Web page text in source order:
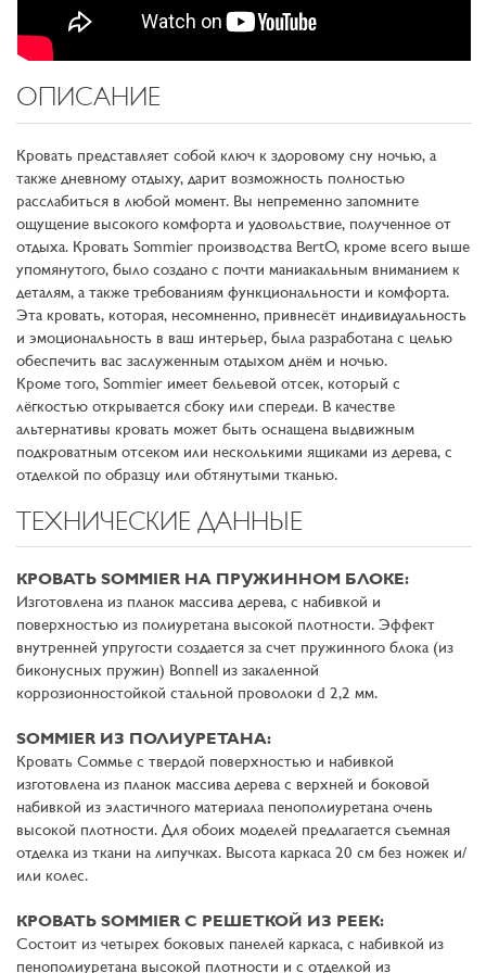
ОПИСАНИЕ
Кровать представляет собой ключ к здоровому сну ночью, а
также дневному отдыху, дарит возможность полностью
расслабиться в любой момент. Вы непременно запомните
ощущение высокого комфорта и удовольствие, полученное от
отдыха. Кровать Sommier производства BertO, кроме всего выше
упомянутого, было создано с почти маниакальным вниманием к
деталям, а также требованиям функциональности и комфорта.
Эта кровать, которая, несомненно, привнесёт индивидуальность
и эмоциональность в ваш интерьер, была разработана с целью
обеспечить вас заслуженным отдыхом днём и ночью.
Кроме того, Sommier имеет бельевой отсек, который с
лёгкостью открывается сбоку или спереди. В качестве
альтернативы кровать может быть оснащена выдвижным
подкроватным отсеком или несколькими ящиками из дерева, с
отделкой по образцу или обтянутыми тканью.
ТЕХНИЧЕСКИЕ ДАННЫЕ
КРОВАТЬ SOMMIER НА ПРУЖИННОМ БЛОКЕ:
Изготовлена из планок массива дерева, с набивкой и
поверхностью из полиуретана высокой плотности. Эффект
внутренней упругости создается за счет пружинного блока (из
биконусных пружин) Bonnell из закаленной
коррозионностойкой стальной проволоки d 2,2 мм.
SOMMIER ИЗ ПОЛИУРЕТАНА:
Кровать Соммье с твердой поверхностью и набивкой
изготовлена из планок массива дерева с верхней и боковой
набивкой из эластичного материала пенополиуретана очень
высокой плотности. Для обоих моделей предлагается съемная
отделка из ткани на липучках. Высота каркаса 20 см без ножек и/
или колес.
КРОВАТЬ SOMMIER С РЕШЕТКОЙ ИЗ РЕЕК:
Состоит из четырех боковых панелей каркаса, с набивкой из
пенополиуретана высокой плотности и с отделкой из